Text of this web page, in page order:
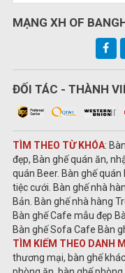
MẠNG XH OF
ĐỐI TÁC - THÀNH
TÌM THEO TỪ KHÓA:
đẹp, Bàn ghế quán ăn,
quán Beer. Bàn ghế quán
tiệc cưới. Bàn ghế nhà
Bản. Bàn ghế nhà hàng
Bàn ghế Cafe mẫu đẹp
Bàn ghế Sofa Cafe Bàn
TÌM KIẾM THEO DANH
thương mại, bàn ghế